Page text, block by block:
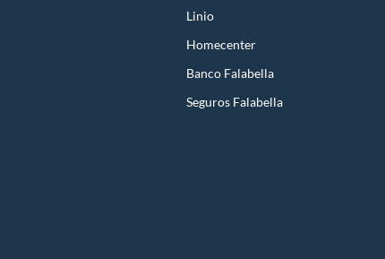
Linio
Homecenter
Banco Falabella
Seguros Falabella